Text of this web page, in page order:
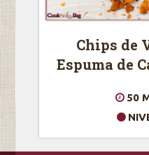
Chips de
Espuma de
50